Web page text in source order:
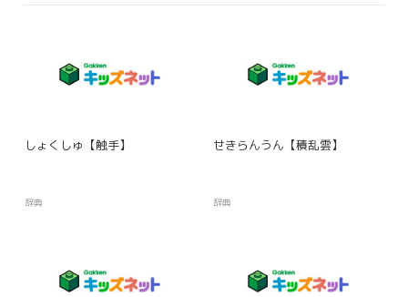
しょくしゅ【触手】
辞典
せきらんうん【積乱雲】
辞典